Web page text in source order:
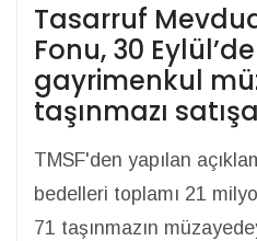
Tasarruf
Fonu, 30
gayrimenkul
taşınmazı
TMSF'den yapılan
bedelleri toplamı 21
71 taşınmazın